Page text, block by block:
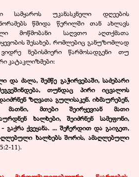
სამყაროს უკანასკნელი დღეების
წმიდა წერილში თან ახლავს
მოწმობანი საღვთო აღთქმათა
შესახებ, რომლებიც განუზომლად
ნებისმიერი წარმოსადგენი თუ
კატაკლიზმები:
და ძალა, შემწე გაჭირვებაში, საძებარი
თუნდაც პირი იცვალოს
ზღვათა გულისაკენ. იხმაურებენ,
მათნი, მთები შეირყევიან მათი
ხალხები, შეიძრნენ სამეფონი,
- გაქრა ქვეყანა. ... შეჩერდით და გაიგეთ,
ხალხებს შორის, ამაღლებული
11).